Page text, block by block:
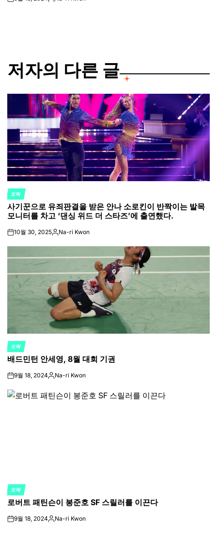
on
Posted
저자의 다른 글
POSTED
IN
오락
사기꾼으로 유죄판결을 받은 안나 소로킨이 반짝이는 발목
모니터를 차고 ‘댄싱 위드 더 스타즈’에 출연했다.
on10월 30, 2025Posted
Na-ri Kwon
POSTED
IN
오락
배드민턴 안세영, 8월 대회 기권
on9월 18, 2024Posted
Na-ri Kwon
POSTED
IN
오락
로버트 패틴슨이 봉준호 SF 스릴러를 이끈다
on9월 18, 2024Posted
Na-ri Kwon